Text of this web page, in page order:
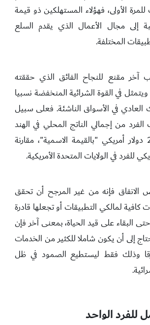
للمرة الأولى، فهؤلاء المستهلكين ذو قيمة
إلى مجال الأعمال الذي يقدم السلع
المختلفة.
مقنع للنجاح الفائق الذي حققته
ويتمثل في القوة الشرائية المنخفضة نسبيا
العادي في الأسواق الناشئة. فعلى سبيل
من إجمالي الناتج المحلي في الهند
يبلغ حوالي 2000 دولار أمريكي "بالقيمة الاسمية"، مقارنة
الانفاق فإنه من غير المرجح أن تحقق
كافية لمالكي التطبيقات أو تجعلها قادرة
البقاء على قيد الحياة، بمعنى آخر فإن
إلى أن يكون شاملا للكثير من الخدمات
وذلك فقط ليستطيع الصمود في ظل
للفرد الواحد